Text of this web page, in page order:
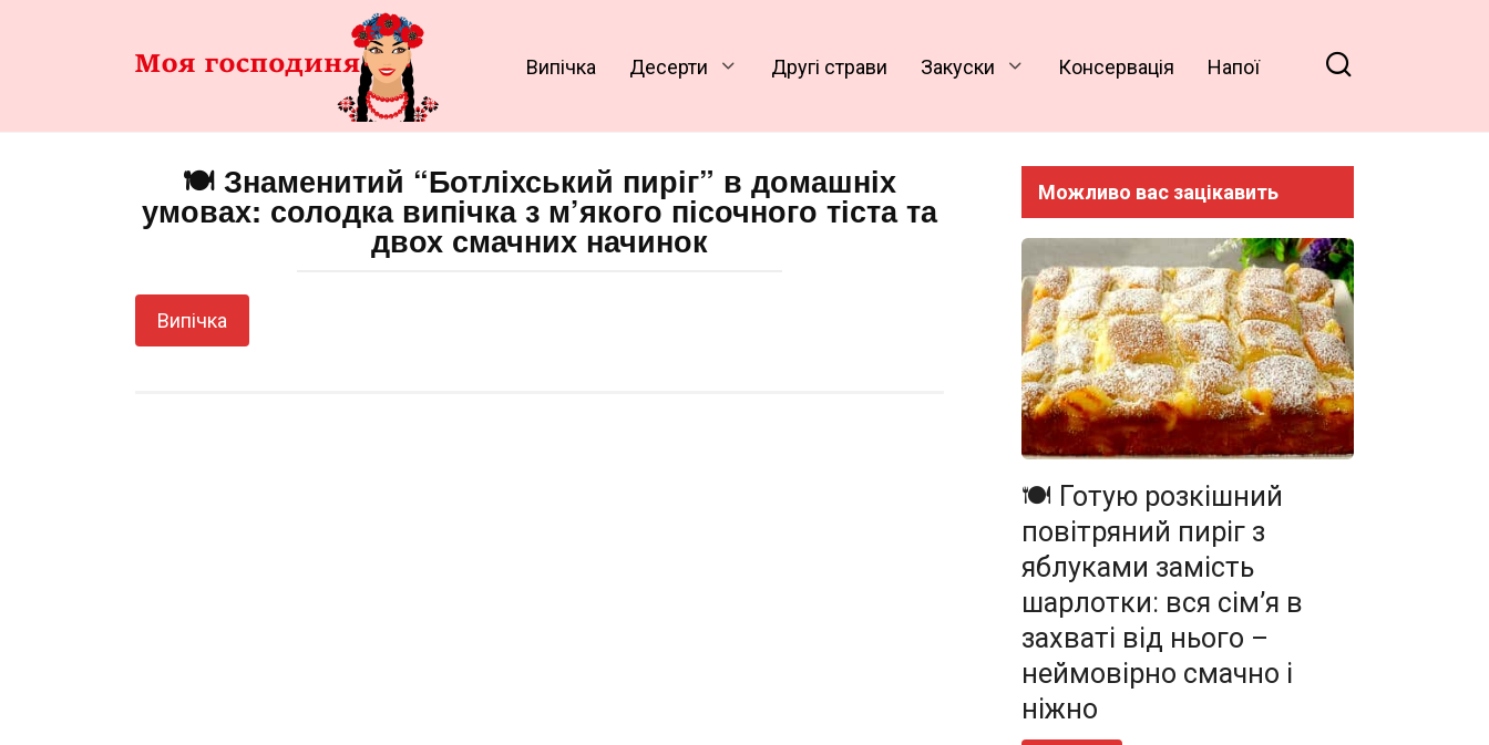
Випічка Десерти Другі страви Закуски Консервація Напої
🍽️ Знаменитий “Ботліхський пиріг” в домашніх
умовах: солодка випічка з м’якого пісочного тіста та
двох смачних начинок
Випічка
Можливо вас зацікавить
🍽️ Готую розкішний
повітряний пиріг з
яблуками замість
шарлотки: вся сім’я в
захваті від нього –
неймовірно смачно і
ніжно